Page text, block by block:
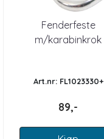
Fenderfeste
m/karabinkrok
Art.nr: FL1023330+
89,-